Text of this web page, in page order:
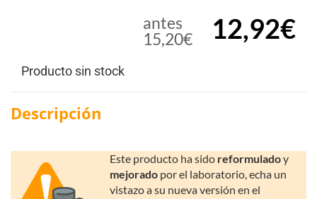
antes
15,20€
12,92€
Producto sin stock
Descripción
Este producto ha sido reformuladoy
mejorado por el laboratorio, echa un
vistazo a su nueva versión en el